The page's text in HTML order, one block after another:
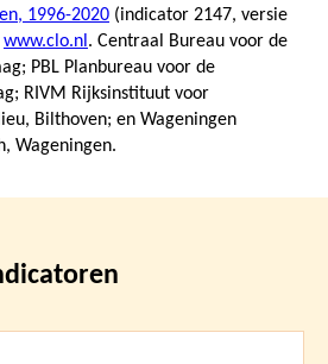
1996-2020 (indicator 2147, versie
www.clo.nl . Centraal Bureau voor de
PBL Planbureau voor de
RIVM Rijksinstituut voor
Bilthoven; en Wageningen
Wageningen.